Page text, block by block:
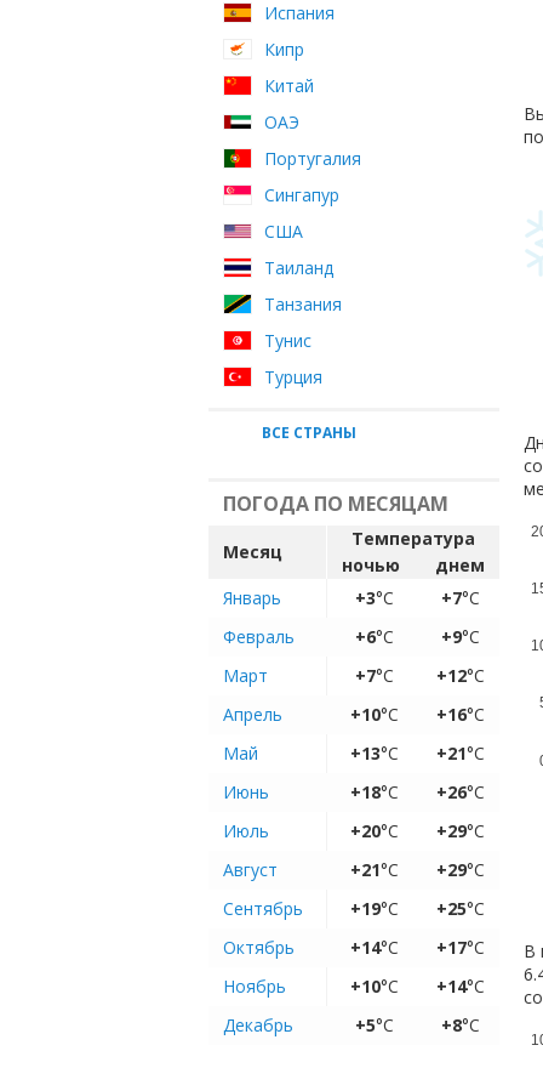
Испания
Кипр
Китай
ОАЭ
Португалия
Сингапур
США
Таиланд
Танзания
Тунис
Турция
ВСЕ СТРАНЫ
ПОГОДА ПО МЕСЯЦАМ
Месяц
Температура
ночью
днем
Январь
+3°C +7°C
Февраль
+6°C +9°C
Март
+7°C +12°C
Апрель
+10°C +16°C
Май
+13°C +21°C
Июнь
+18°C +26°C
Июль
+20°C +29°C
Август
+21°C +29°C
Сентябрь
+19°C +25°C
Октябрь
+14°C +17°C
Ноябрь
+10°C +14°C
Декабрь
+5°C +8°C
В